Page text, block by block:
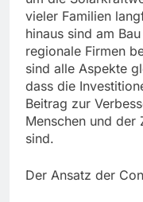
vieler Familien
hinaus sind am
regionale Firmen
sind alle Aspekte
dass die
Beitrag zur
Menschen und der
sind.
Der Ansatz der